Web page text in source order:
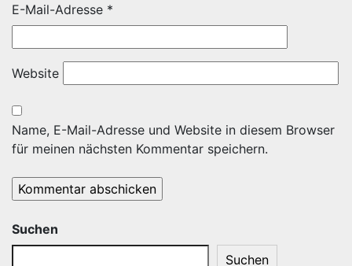
E-Mail-Adresse *
Website
Name, E-Mail-Adresse und Website in diesem Browser
für meinen nächsten Kommentar speichern.
Suchen
Suchen